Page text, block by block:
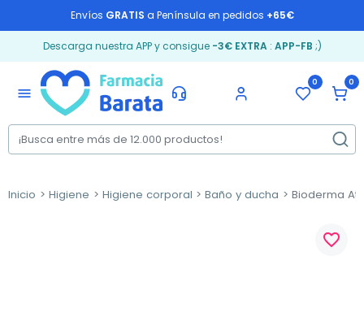
Envíos GRATIS a Península en pedidos +65€
Descarga nuestra APP y consigue -3€ EXTRA: APP-FB ;)
menu
0 0
Inicio Higiene Higiene corporal Baño y ducha Bioderma
favorite_border